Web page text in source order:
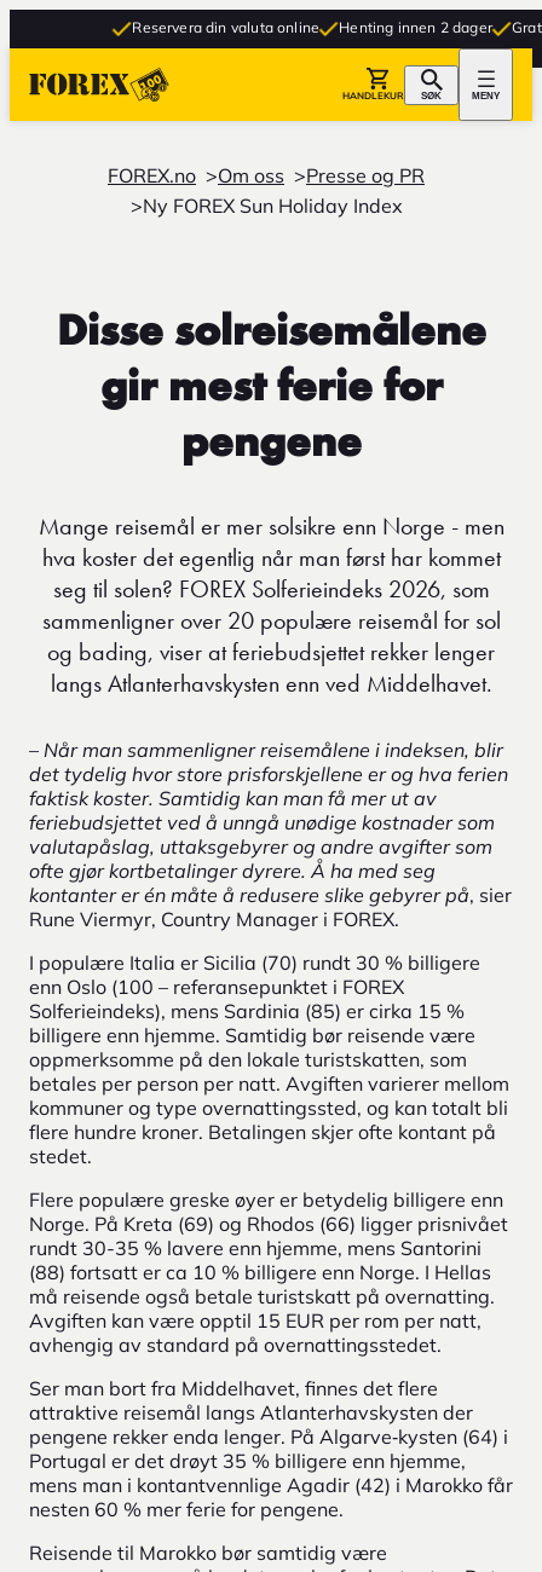
Reservera din valuta online Henting innen 2 dager Gratis
HANDLEKURV SØK MENY
FOREX.no Om oss
Presse og PR
Ny FOREX Sun Holiday Index
Disse solreisemålene
gir mest ferie for
pengene
Mange reisemål er mer solsikre enn Norge - men
hva koster det egentlig når man først har kommet
seg til solen? FOREX Solferieindeks 2026, som
sammenligner over 20 populære reisemål for sol
og bading, viser at feriebudsjettet rekker lenger
langs Atlanterhavskysten enn ved Middelhavet.
– Når man sammenligner reisemålene i indeksen, blir
det tydelig hvor store prisforskjellene er og hva ferien
faktisk koster. Samtidig kan man få mer ut av
feriebudsjettet ved å unngå unødige kostnader som
valutapåslag, uttaksgebyrer og andre avgifter som
ofte gjør kortbetalinger dyrere. Å ha med seg
kontanter er én måte å redusere slike gebyrer på, sier
Rune Viermyr, Country Manager i FOREX.
I populære Italia er Sicilia (70) rundt 30 % billigere
enn Oslo (100 – referansepunktet i FOREX
Solferieindeks), mens Sardinia (85) er cirka 15 %
billigere enn hjemme. Samtidig bør reisende være
oppmerksomme på den lokale turistskatten, som
betales per person per natt. Avgiften varierer mellom
kommuner og type overnattingssted, og kan totalt bli
flere hundre kroner. Betalingen skjer ofte kontant på
stedet.
Flere populære greske øyer er betydelig billigere enn
Norge. På Kreta (69) og Rhodos (66) ligger prisnivået
rundt 30-35 % lavere enn hjemme, mens Santorini
(88) fortsatt er ca 10 % billigere enn Norge. I Hellas
må reisende også betale turistskatt på overnatting.
Avgiften kan være opptil 15 EUR per rom per natt,
avhengig av standard på overnattingsstedet.
Ser man bort fra Middelhavet, finnes det flere
attraktive reisemål langs Atlanterhavskysten der
pengene rekker enda lenger. På Algarve‑kysten (64) i
Portugal er det drøyt 35 % billigere enn hjemme,
mens man i kontantvennlige Agadir (42) i Marokko får
nesten 60 % mer ferie for pengene.
Reisende til Marokko bør samtidig være